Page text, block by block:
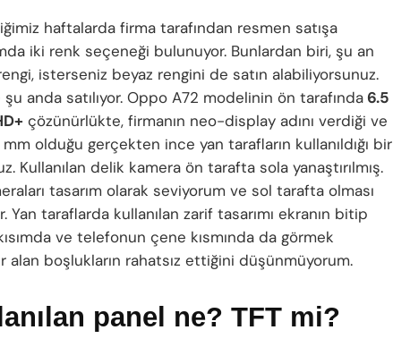
haftalarda firma tarafından resmen satışa
iki renk seçeneği bulunuyor. Bunlardan biri, şu an
isterseniz beyaz rengini de satın alabiliyorsunuz.
anda satılıyor. Oppo A72 modelinin ön tarafında6.5
çözünürlükte, firmanın neo-display adını verdiği ve
mm olduğu gerçekten ince yan tarafların kullanıldığı bir
Kullanılan delik kamera ön tarafta sola yanaştırılmış.
tasarım olarak seviyorum ve sol tarafta olması
Yan taraflarda kullanılan zarif tasarımı ekranın bitip
ve telefonun çene kısmında da görmek
alan boşlukların rahatsız ettiğini düşünmüyorum.
panel ne? TFT mi?